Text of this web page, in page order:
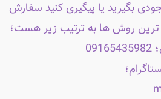
بگیرید یا پیگیری کنید سفارش
ترین روش ها به ترتیب زیر هست؛